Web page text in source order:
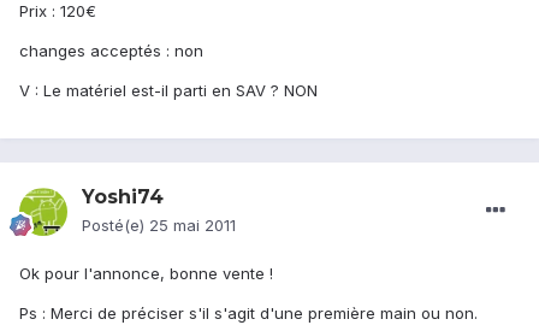
Prix : 120€
changes acceptés : non
V : Le matériel est-il parti en SAV ? NON
Yoshi74
Posté(e) 25 mai 2011
Ok pour l'annonce, bonne vente !
Ps : Merci de préciser s'il s'agit d'une première main ou non.